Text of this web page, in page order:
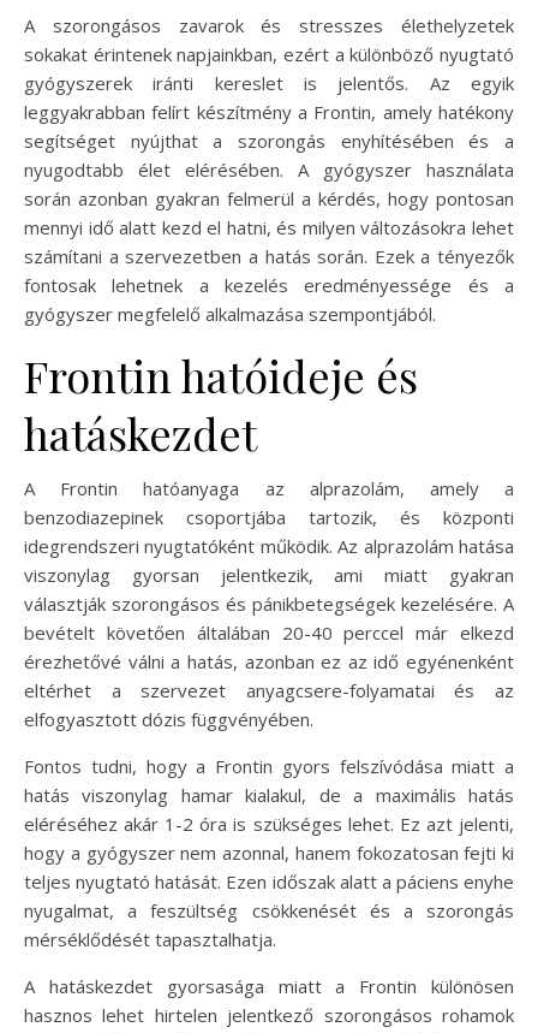
A szorongásos zavarok és stresszes élethelyzetek
sokakat érintenek napjainkban, ezért a különböző nyugtató
gyógyszerek iránti kereslet is jelentős. Az egyik
leggyakrabban felírt készítmény a Frontin, amely hatékony
segítséget nyújthat a szorongás enyhítésében és a
nyugodtabb élet elérésében. A gyógyszer használata
során azonban gyakran felmerül a kérdés, hogy pontosan
mennyi idő alatt kezd el hatni, és milyen változásokra lehet
számítani a szervezetben a hatás során. Ezek a tényezők
fontosak lehetnek a kezelés eredményessége és a
gyógyszer megfelelő alkalmazása szempontjából.
Frontin hatóideje és
hatáskezdet
A Frontin hatóanyaga az alprazolám, amely a
benzodiazepinek csoportjába tartozik, és központi
idegrendszeri nyugtatóként működik. Az alprazolám hatása
viszonylag gyorsan jelentkezik, ami miatt gyakran
választják szorongásos és pánikbetegségek kezelésére. A
bevételt követően általában 20-40 perccel már elkezd
érezhetővé válni a hatás, azonban ez az idő egyénenként
eltérhet a szervezet anyagcsere-folyamatai és az
elfogyasztott dózis függvényében.
Fontos tudni, hogy a Frontin gyors felszívódása miatt a
hatás viszonylag hamar kialakul, de a maximális hatás
eléréséhez akár 1-2 óra is szükséges lehet. Ez azt jelenti,
hogy a gyógyszer nem azonnal, hanem fokozatosan fejti ki
teljes nyugtató hatását. Ezen időszak alatt a páciens enyhe
nyugalmat, a feszültség csökkenését és a szorongás
mérséklődését tapasztalhatja.
A hatáskezdet gyorsasága miatt a Frontin különösen
hasznos lehet hirtelen jelentkező szorongásos rohamok